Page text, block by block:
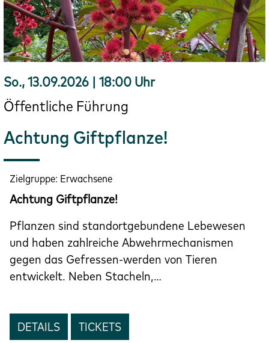
So., 13.09.2026 | 18:00 Uhr
Öffentliche Führung
Achtung Giftpflanze!
Zielgruppe: Erwachsene
Achtung Giftpflanze!
Pflanzen sind standortgebundene Lebewesen
und haben zahlreiche Abwehrmechanismen
gegen das Gefressen-werden von Tieren
entwickelt. Neben Stacheln,…
DETAILS TICKETS